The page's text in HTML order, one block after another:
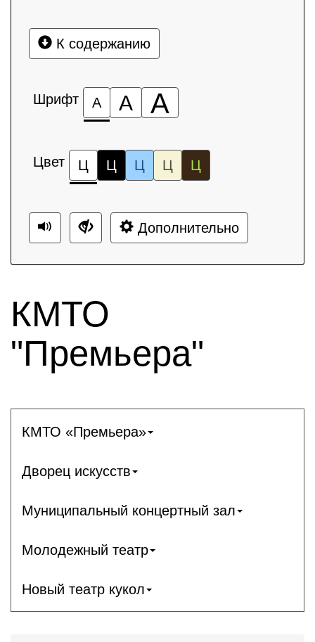
К содержанию
Шрифт А А А
Цвет Ц Ц Ц Ц Ц
Дополнительно
КМТО
"Премьера"
КМТО «Премьера»
Дворец искусств
Муниципальный концертный зал
Молодежный театр
Новый театр кукол